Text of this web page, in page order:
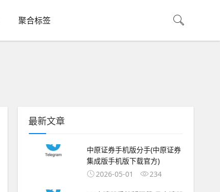
聚合标签
最新文章
中原证券手机版分手(中原证券
集成版手机版下载官方)
2026-05-01
234